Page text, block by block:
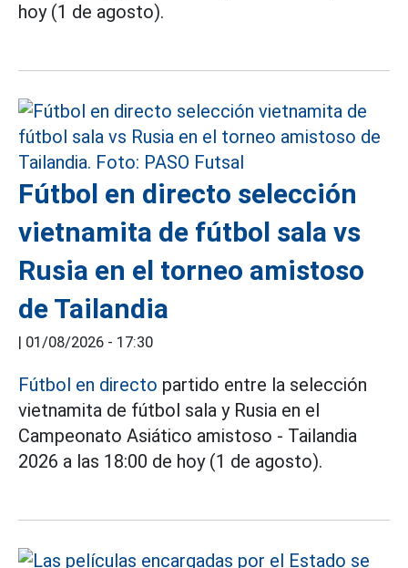
hoy (1 de agosto).
Fútbol en directo selección
vietnamita de fútbol sala vs
Rusia en el torneo amistoso
de Tailandia
01/08/2026 - 17:30
Fútbol en directo partido entre la selección
vietnamita de fútbol sala y Rusia en el
Campeonato Asiático amistoso - Tailandia
2026 a las 18:00 de hoy (1 de agosto).